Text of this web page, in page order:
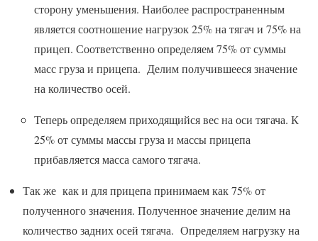
сторону уменьшения. Наиболее распространенным
является соотношение нагрузок 25% на тягач и 75% на
прицеп. Соответственно определяем 75% от суммы
масс груза и прицепа. Делим получившееся значение
на количество осей.
Теперь определяем приходящийся вес на оси тягача. К
25% от суммы массы груза и массы прицепа
прибавляется масса самого тягача.
Так же как и для прицепа принимаем как 75% от
полученного значения. Полученное значение делим на
количество задних осей тягача. Определяем нагрузку на